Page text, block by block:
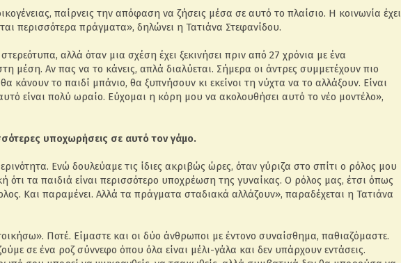
παίρνεις την απόφαση να ζήσεις μέσα σε αυτό το πλαίσιο. Η κοινωνία έχει
περισσότερα πράγματα», δηλώνει η Τατιάνα Στεφανίδου.
αλλά όταν μια σχέση έχει ξεκινήσει πριν από 27 χρόνια με ένα
μέση. Αν πας να το κάνεις, απλά διαλύεται. Σήμερα οι άντρες συμμετέχουν πιο
κάνουν το παιδί μπάνιο, θα ξυπνήσουν κι εκείνοι τη νύχτα να το αλλάξουν. Είναι
είναι πολύ ωραίο. Εύχομαι η κόρη μου να ακολουθήσει αυτό το νέο μοντέλο»,
υποχωρήσεις σε αυτό τον γάμο.
Ενώ δουλεύαμε τις ίδιες ακριβώς ώρες, όταν γύριζα στο σπίτι ο ρόλος μου
ότι τα παιδιά είναι περισσότερο υποχρέωση της γυναίκας. Ο ρόλος μας, έτσι όπως
Και παραμένει. Αλλά τα πράγματα σταδιακά αλλάζουν», παραδέχεται η Τατιάνα
Ποτέ. Είμαστε και οι δύο άνθρωποι με έντονο συναίσθημα, παθιαζόμαστε.
σε ένα ροζ σύννεφο όπου όλα είναι μέλι-γάλα και δεν υπάρχουν εντάσεις.